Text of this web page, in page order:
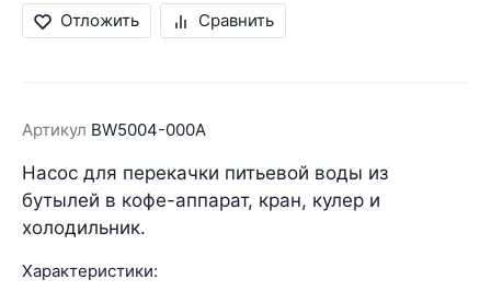
Отложить Сравнить
Артикул BW5004-000A
Насос для перекачки питьевой воды из
бутылей в кофе-аппарат, кран, кулер и
холодильник.
Характеристики: